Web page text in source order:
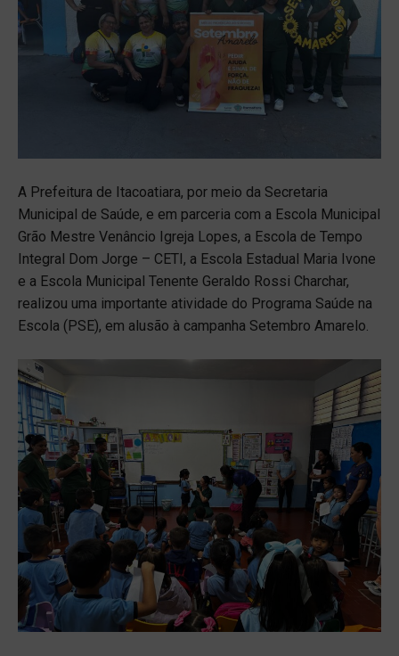
A Prefeitura de Itacoatiara, por meio da Secretaria
Municipal de Saúde, e em parceria com a Escola Municipal
Grão Mestre Venâncio Igreja Lopes, a Escola de Tempo
Integral Dom Jorge – CETI, a Escola Estadual Maria Ivone
e a Escola Municipal Tenente Geraldo Rossi Charchar,
realizou uma importante atividade do Programa Saúde na
Escola (PSE), em alusão à campanha Setembro Amarelo.